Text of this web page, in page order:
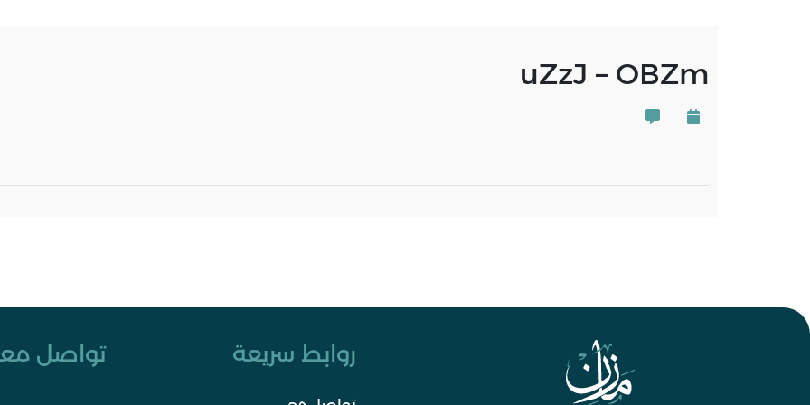
uZzJ – OBZm
روابط سريعة تواصل